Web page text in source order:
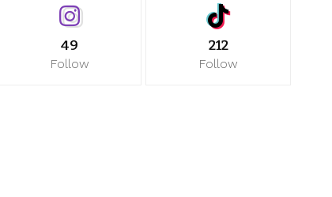
49
Follow
212
Follow